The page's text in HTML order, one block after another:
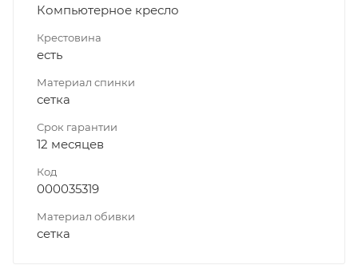
Компьютерное кресло
Крестовина
есть
Материал спинки
сетка
Срок гарантии
12 месяцев
Код
000035319
Материал обивки
сетка